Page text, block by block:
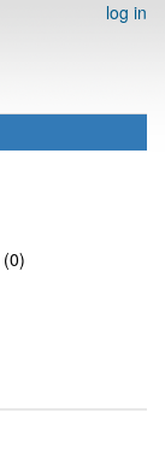
log in
(0)